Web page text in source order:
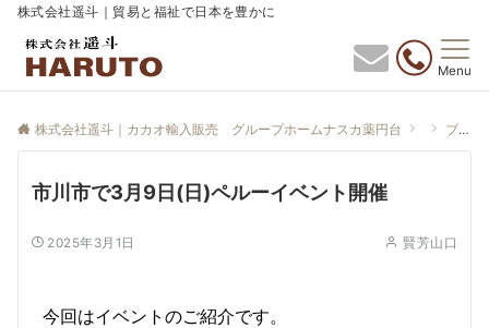
株式会社遥斗｜貿易と福祉で日本を豊かに
Menu
株式会社遥斗｜カカオ輸入販売 グループホームナスカ薬円台 ブログ
市川市で3月9日(日)ペルーイベント開催
2025年3月1日 賢芳山口
今回はイベントのご紹介です。